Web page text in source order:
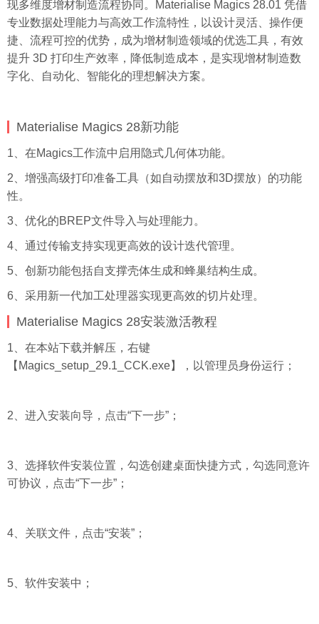
现多维度增材制造流程协同。Materialise Magics 28.01 凭借
专业数据处理能力与高效工作流特性，以设计灵活、操作便
捷、流程可控的优势，成为增材制造领域的优选工具，有效
提升 3D 打印生产效率，降低制造成本，是实现增材制造数
字化、自动化、智能化的理想解决方案。
Materialise Magics 28新功能
1、在Magics工作流中启用隐式几何体功能。
2、增强高级打印准备工具（如自动摆放和3D摆放）的功能
性。
3、优化的BREP文件导入与处理能力。
4、通过传输支持实现更高效的设计迭代管理。
5、创新功能包括自支撑壳体生成和蜂巢结构生成。
6、采用新一代加工处理器实现更高效的切片处理。
Materialise Magics 28安装激活教程
1、在本站下载并解压，右键
【Magics_setup_29.1_CCK.exe】，以管理员身份运行；
2、进入安装向导，点击“下一步”；
3、选择软件安装位置，勾选创建桌面快捷方式，勾选同意许
可协议，点击“下一步”；
4、关联文件，点击“安装”；
5、软件安装中；